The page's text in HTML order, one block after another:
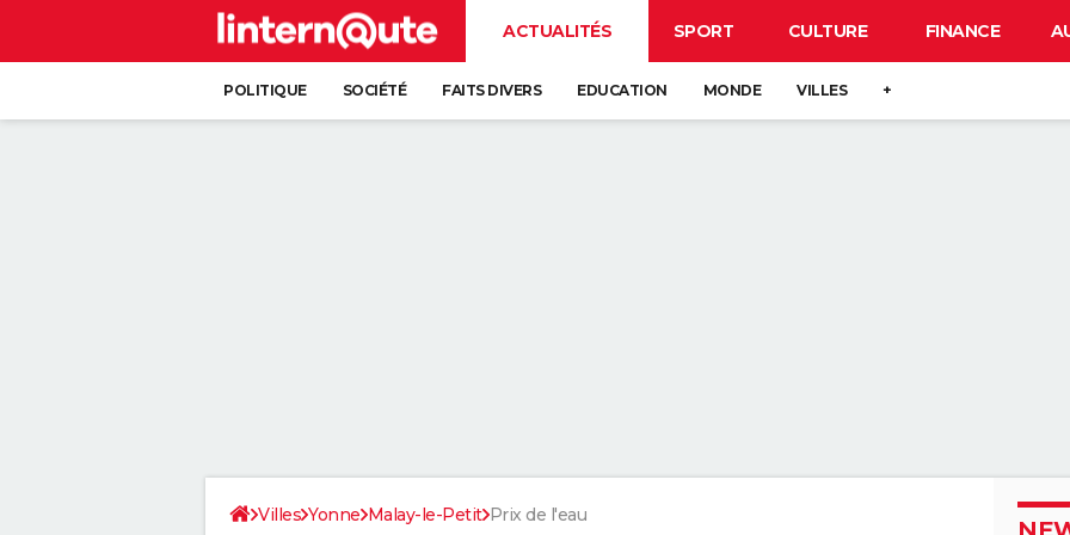
ACTUALITÉS SPORT CULTURE FINANCE
POLITIQUE SOCIÉTÉ FAITS DIVERS EDUCATION MONDE VILLES +
Villes Yonne Malay-le-Petit Prix de l'eau